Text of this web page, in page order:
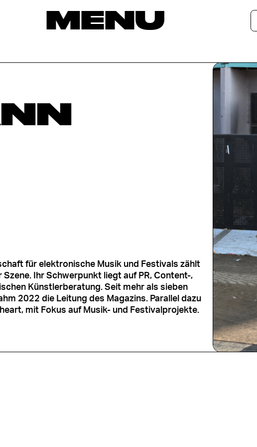
MENU
für elektronische Musik und Festivals zählt
Ihr Schwerpunkt liegt auf PR, Content-,
Künstlerberatung. Seit mehr als sieben
2022 die Leitung des Magazins. Parallel dazu
mit Fokus auf Musik- und Festivalprojekte.